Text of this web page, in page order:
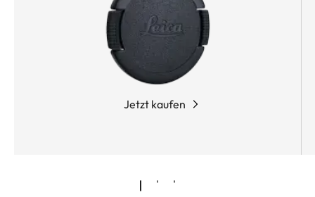
Jetzt kaufen